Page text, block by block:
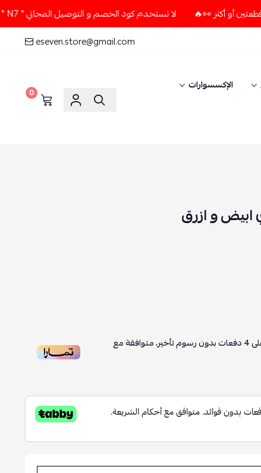
لا تستخدم كود الخصم و التوصيل المجاني " N7 " إلا إذا طلبت قطعتين أو أكثر 👀🔥
eseven.store@gmail.com
الإكسسوارات
0
ابيض و ازرق
4دفعات بدون رسوم تأخير، متوافقة مع